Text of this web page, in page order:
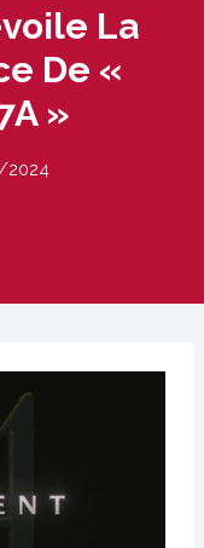
La
De «
»